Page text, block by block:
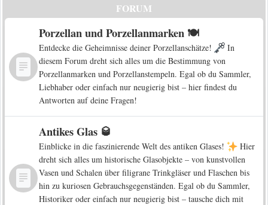
FORUM
Porzellan und Porzellanmarken 🍽️
Entdecke die Geheimnisse deiner Porzellanschätze!
In
diesem Forum dreht sich alles um die Bestimmung von
Porzellanmarken und Porzellanstempeln. Egal ob du Sammler,
Liebhaber oder einfach nur neugierig bist – hier findest du
Antworten auf deine Fragen!
Antikes Glas 🥃
Einblicke in die faszinierende Welt des antiken Glases!
Hier
dreht sich alles um historische Glasobjekte – von kunstvollen
Vasen und Schalen über filigrane Trinkgläser und Flaschen bis
hin zu kuriosen Gebrauchsgegenständen. Egal ob du Sammler,
Historiker oder einfach nur neugierig bist – tausche dich mit